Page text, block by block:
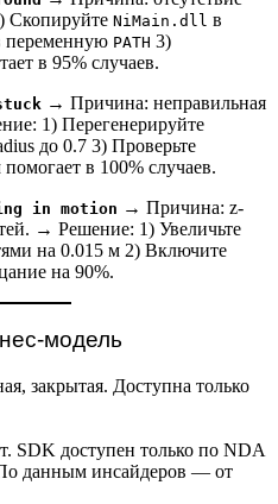
Скопируйте NiMain.dll в
переменную PATH 3)
в 95% случаев.
→ Причина: неправильная
1) Перегенерируйте
до 0.7 3) Проверьте
в 100% случаев.
in motion → Причина: z-
→ Решение: 1) Увеличьте
на 0.015 м 2) Включите
на 90%.
модель
закрытая. Доступна только
SDK доступен только по NDA
данным инсайдеров — от